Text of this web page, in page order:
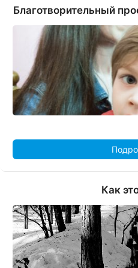
Благотворительный
Как